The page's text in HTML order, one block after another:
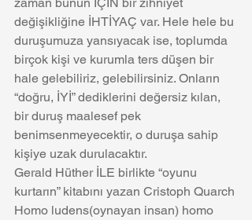
değişikliğine İHTİYAÇ var. Hele hele bu
duruşumuza yansıyacak ise, toplumda
birçok kişi ve kurumla ters düşen bir
hale gelebiliriz, gelebilirsiniz. Onların
“doğru, İYİ” dediklerini değersiz kılan,
bir duruş maalesef pek
benimsenmeyecektir, o duruşa sahip
kişiye uzak durulacaktır.
Gerald Hüther İLE birlikte “oyunu
kurtarın” kitabını yazan Cristoph Quarch
Homo ludens(oynayan insan) homo